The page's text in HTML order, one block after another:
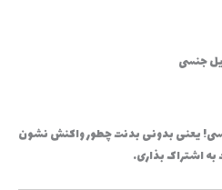
جنسی
یعنی بدونی بدنت چطور واکنش نشون
اشتراک بذاری.